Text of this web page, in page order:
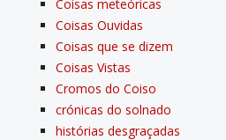
Coisas meteóricas
Coisas Ouvidas
Coisas que se dizem
Coisas Vistas
Cromos do Coiso
crónicas do solnado
histórias desgraçadas